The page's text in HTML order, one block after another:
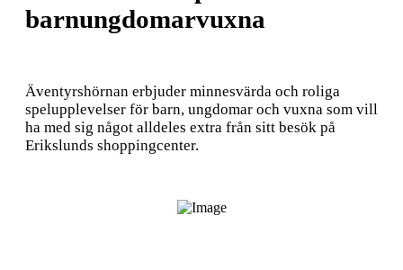
barnungdomarvuxna
Äventyrshörnan erbjuder minnesvärda och roliga
spelupplevelser för barn, ungdomar och vuxna som vill
ha med sig något alldeles extra från sitt besök på
Erikslunds shoppingcenter.